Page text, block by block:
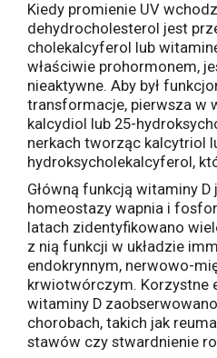
Kiedy promienie UV
dehydrocholesterol jest
cholekalcyferol lub
właściwie prohormonem,
nieaktywne. Aby był
transformacje, pierwsza w
kalcydiol lub 25-
nerkach tworząc kalcytriol
hydroksycholekalcyferol,
Główną funkcją witaminy D
homeostazy wapnia i
latach zidentyfikowano
z nią funkcji w układzie
endokrynnym, nerwowo-
krwiotwórczym. Korzystne
witaminy D
chorobach, takich jak
stawów czy stwardnienie